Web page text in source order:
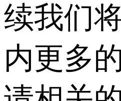
续我们
内更多